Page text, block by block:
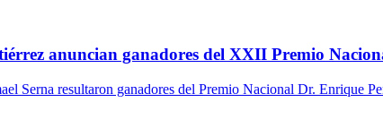
anuncian ganadores del XXII Premio
Serna resultaron ganadores del Premio Nacional Dr. Enrique